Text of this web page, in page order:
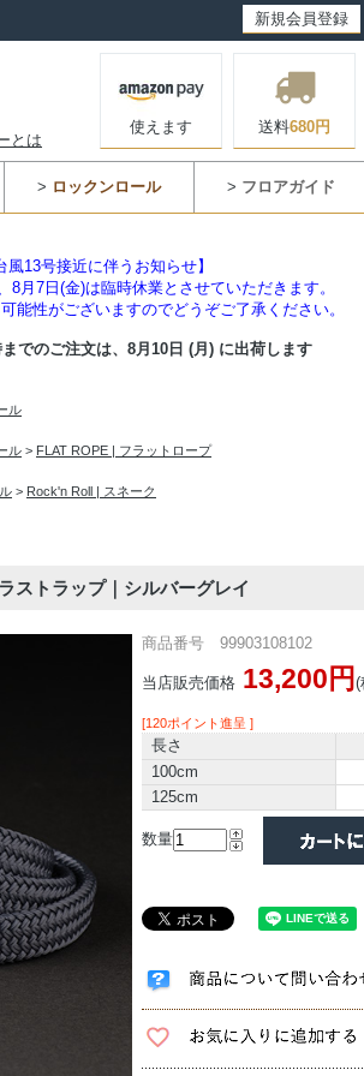
新規会員登録
とは
使えます 送料680円
> ロックンロール > フロアガイド
風13号接近に伴うお知らせ】
8月7日(金)は臨時休業とさせていただきます。
能性がございますのでどうぞご了承ください。
でのご注文は、 8月10日 (月) に出荷します
ル
ル > FLAT ROPE | フラットロープ
> Rock'n Roll | スネーク
ストラップ｜シルバーグレイ
商品番号 99903108102
当店販売価格 13,200円(
[120ポイント進呈 ]
長さ
100cm
125cm
数量